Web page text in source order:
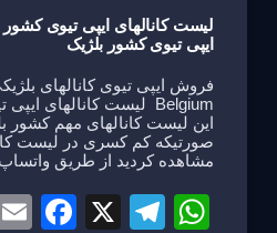
ایپی تیوی کشور بلژیک
این لیست کانالهای مهم کشور
صورتیکه کم کسری در لیست
مشاهده کردید از طریق واتساپ
W
T
X
F